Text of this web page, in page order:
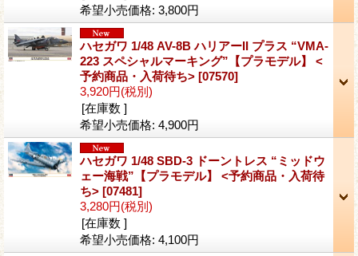
希望小売価格: 3,800円
ハセガワ 1/48 AV-8B ハリアーII プラス “VMA-
223 スペシャルマーキング”【プラモデル】 <
予約商品・入荷待ち> [07570]
3,920円(税別)
[在庫数 ]
希望小売価格: 4,900円
ハセガワ 1/48 SBD-3 ドーントレス “ミッドウ
ェー海戦”【プラモデル】 <予約商品・入荷待
ち> [07481]
3,280円(税別)
[在庫数 ]
希望小売価格: 4,100円